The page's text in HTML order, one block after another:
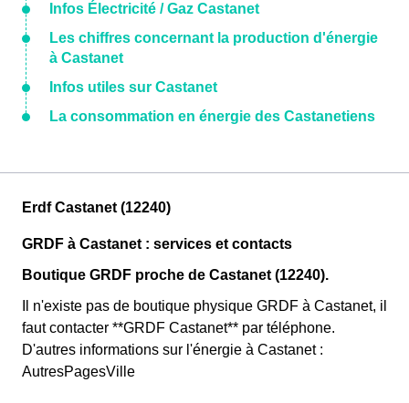
Infos Électricité / Gaz Castanet
Les chiffres concernant la production d'énergie
à Castanet
Infos utiles sur Castanet
La consommation en énergie des Castanetiens
Erdf Castanet (12240)
GRDF à Castanet : services et contacts
Boutique GRDF proche de Castanet (12240).
Il n'existe pas de boutique physique GRDF à Castanet, il
faut contacter **GRDF Castanet** par téléphone.
D'autres informations sur l'énergie à Castanet :
AutresPagesVille